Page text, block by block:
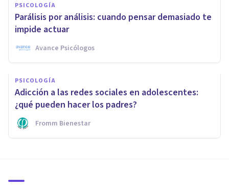
PSICOLOGÍA
Parálisis por análisis: cuando pensar demasiado te
impide actuar
Avance Psicólogos
PSICOLOGÍA
Adicción a las redes sociales en adolescentes:
¿qué pueden hacer los padres?
Fromm Bienestar